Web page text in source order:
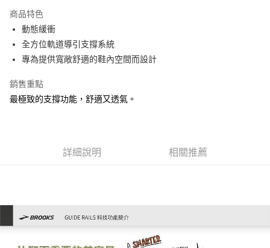
運送方式
宅配
每筆NT$100，滿NT$3,500(含以上)免運費
商品特色
動態緩衝
全方位軌道導引支撐系統
專為提供寬敞舒適的鞋內空間而設計
銷售重點
最極致的支撐功能，舒適又透氣。
詳細說明 相關推薦